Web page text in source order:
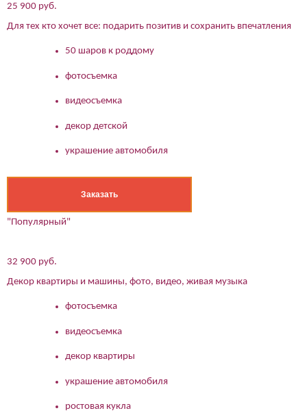
25 900 руб.
Для тех кто хочет все: подарить позитив и сохранить впечатления
50 шаров к роддому
фотосъемка
видеосъемка
декор детской
украшение автомобиля
Заказать
"Популярный"
32 900 руб.
Декор квартиры и машины, фото, видео, живая музыка
фотосъемка
видеосъемка
декор квартиры
украшение автомобиля
ростовая кукла